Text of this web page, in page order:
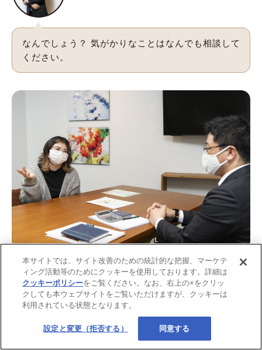
なんでしょう？ 気がかりなことはなんでも相談して
ください。
本サイトでは、サイト改善のための統計的な把握、マーケテ
ィング活動等のためにクッキーを使用しております。詳細は
クッキーポリシーをご覧ください。なお、右上の×をクリッ
クしても本ウェブサイトをご覧いただけますが、クッキーは
利用されている状態となります。
設定と変更（拒否する） 同意する